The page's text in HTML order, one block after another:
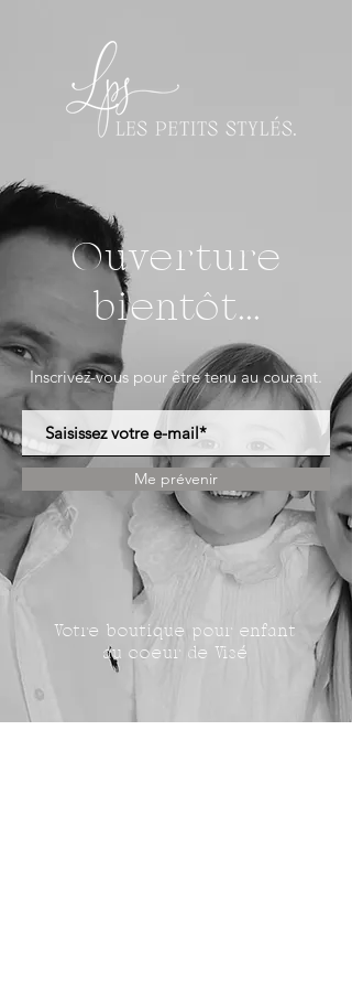
Ouverture
bientôt...
Inscrivez-vous pour être tenu au courant.
Me prévenir
Votre boutique pour enfant
au coeur de Visé